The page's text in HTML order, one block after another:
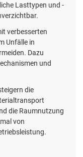
Lasttypen und -
verbesserten
Unfälle in
Dazu
und
die
die Raumnutzung
von